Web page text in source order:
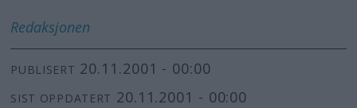
Redaksjonen
PUBLISERT 20.11.2001 - 00:00
SIST OPPDATERT 20.11.2001 - 00:00